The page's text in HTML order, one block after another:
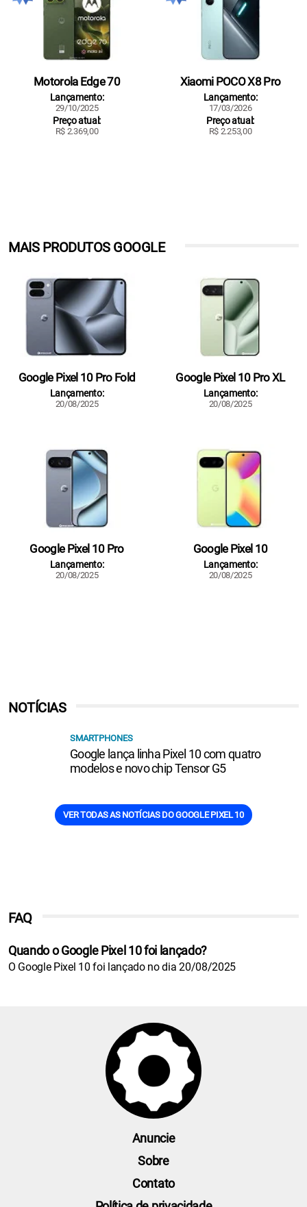
Motorola Edge 70
Lançamento:
29/10/2025
Preço atual:
R$ 2.369,00
Xiaomi POCO X8 Pro
Lançamento:
17/03/2026
Preço atual:
R$ 2.253,00
MAIS PRODUTOS GOOGLE
Google Pixel 10 Pro Fold
Lançamento:
20/08/2025
Google Pixel 10 Pro XL
Lançamento:
20/08/2025
Google Pixel 10 Pro
Lançamento:
20/08/2025
Google Pixel 10
Lançamento:
20/08/2025
NOTÍCIAS
SMARTPHONES
Google lança linha Pixel 10 com quatro
modelos e novo chip Tensor G5
VER TODAS AS NOTÍCIAS DO GOOGLE PIXEL 10
FAQ
Quando o Google Pixel 10 foi lançado?
O Google Pixel 10 foi lançado no dia 20/08/2025
Anuncie
Sobre
Contato